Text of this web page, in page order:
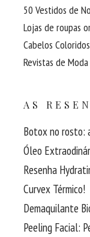
50 Vestidos de
Lojas de roupas
Cabelos
Revistas de
AS
Botox no rosto:
Óleo
Resenha
Curvex Térmico!
Demaquilante
Peeling Facial: